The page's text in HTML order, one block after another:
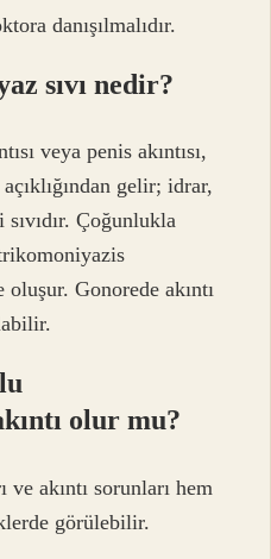
danışılmalıdır.
sıvı nedir?
veya penis akıntısı,
gelir; idrar,
sıvıdır. Çoğunlukla
Gonorede akıntı
olur mu?
akıntı sorunları hem
görülebilir.